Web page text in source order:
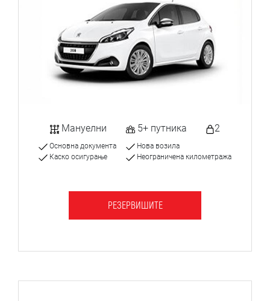
Мануелни 5+ путника 2
Основна документа
Каско осигурање
Нова возила
Неограничена километража
РЕЗЕРВИШИТЕ